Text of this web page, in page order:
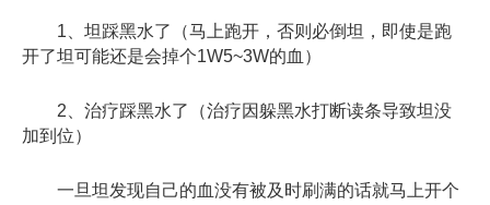
1、坦踩黑水了（马上跑开，否则必倒坦，即使是跑
开了坦可能还是会掉个1W5~3W的血）
2、治疗踩黑水了（治疗因躲黑水打断读条导致坦没
加到位）
一旦坦发现自己的血没有被及时刷满的话就马上开个